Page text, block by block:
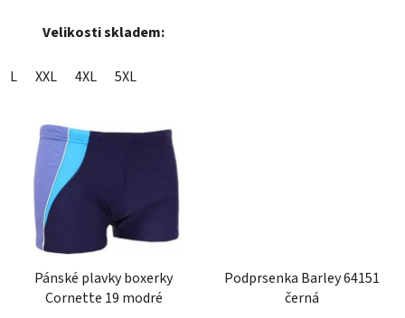
Velikosti skladem:
L XXL 4XL 5XL
Pánské plavky boxerky
Cornette 19 modré
Podprsenka Barley 64151
černá